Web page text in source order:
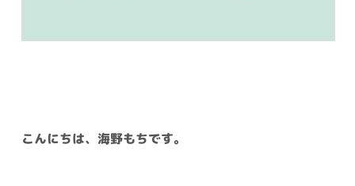
こんにちは、海野もちです。